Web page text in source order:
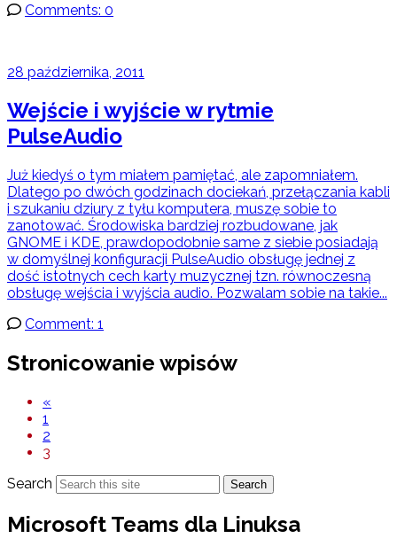
Comments: 0
28 października, 2011
Wejście i wyjście w rytmie
PulseAudio
Już kiedyś o tym miałem pamiętać, ale zapomniałem.
Dlatego po dwóch godzinach dociekań, przełączania kabli
i szukaniu dziury z tyłu komputera, muszę sobie to
zanotować. Środowiska bardziej rozbudowane, jak
GNOME i KDE, prawdopodobnie same z siebie posiadają
w domyślnej konfiguracji PulseAudio obsługę jednej z
dość istotnych cech karty muzycznej tzn. równoczesną
obsługę wejścia i wyjścia audio. Pozwalam sobie na takie...
Comment: 1
Stronicowanie wpisów
«
1
2
3
Search
Search
Microsoft Teams dla Linuksa